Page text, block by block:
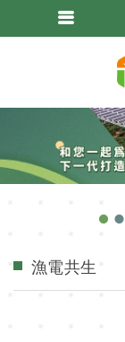
漁電共生